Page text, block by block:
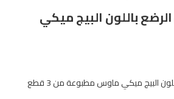
باللون البيج ميكي
البيج ميكي ماوس مطبوعة من 3 قطع